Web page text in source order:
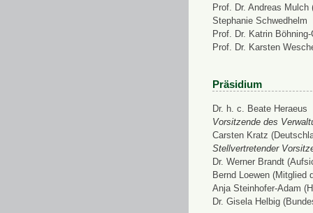
Prof. Dr. Andreas
Stephanie Schwedhelm
Prof. Dr. Katrin
Prof. Dr. Karsten
Präsidium
Dr. h. c. Beate Heraeus
Vorsitzende des
Carsten Kratz
Stellvertretender
Dr. Werner Brandt
Bernd Loewen (Mitglied
Anja Steinhofer-Adam
Dr. Gisela Helbig